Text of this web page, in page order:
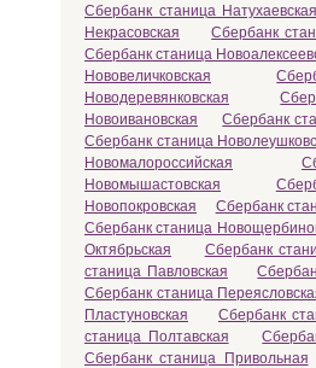
Сбербанк станица Натухаевская
Некрасовская
Сбербанк
Сбербанк станица
Нововеличковская
Новодеревянковская
Новоивановская
Сбербанк
Сбербанк станица
Новомалороссийская
Новомышастовская
Новопокровская
Сбербанк
Сбербанк станица
Октябрьская
Сбербанк
станица Павловская
Сбербанк станица
Пластуновская
Сбербанк
станица Полтавская
Сбербанк станица Привольная